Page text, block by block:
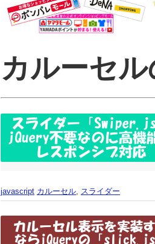
カルーセ
javascript カルーセル, スライダー